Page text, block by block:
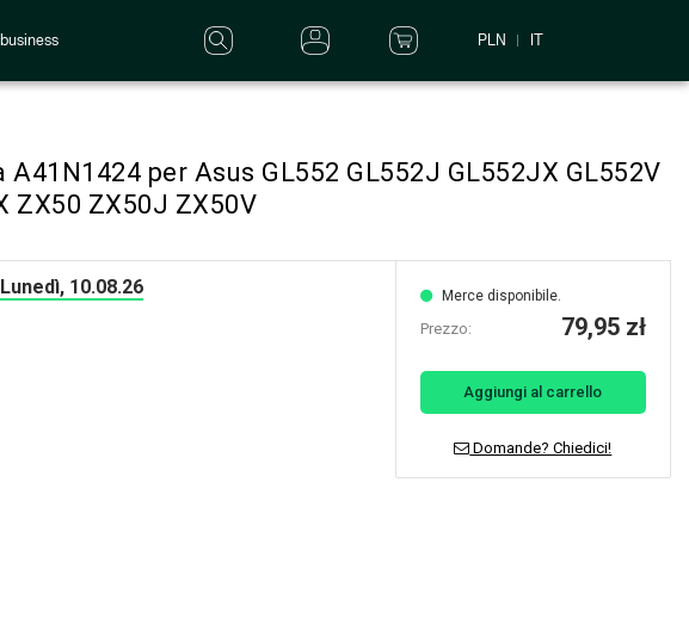
PLN IT
per Asus GL552 GL552J GL552JX GL552V
ZX50 ZX50J ZX50V
Lunedì, 10.08.26 Merce disponibile.
Prezzo: 79,95 zł
Aggiungi al carrello
Domande? Chiedici!